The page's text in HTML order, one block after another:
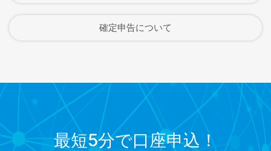
確定申告について
最短5分で口座申込！